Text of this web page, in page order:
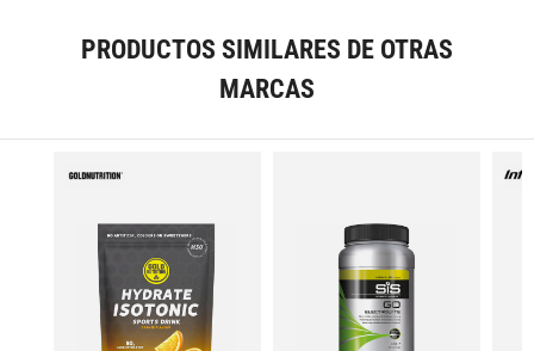
PRODUCTOS SIMILARES DE OTRAS
MARCAS